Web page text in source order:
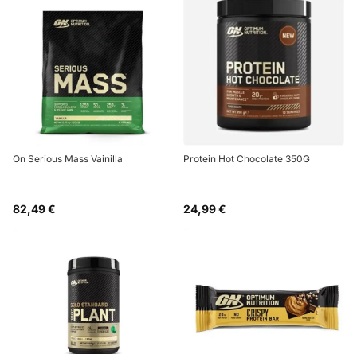
On Serious Mass Vainilla
82,49 €
Protein Hot Chocolate 350G
24,99 €